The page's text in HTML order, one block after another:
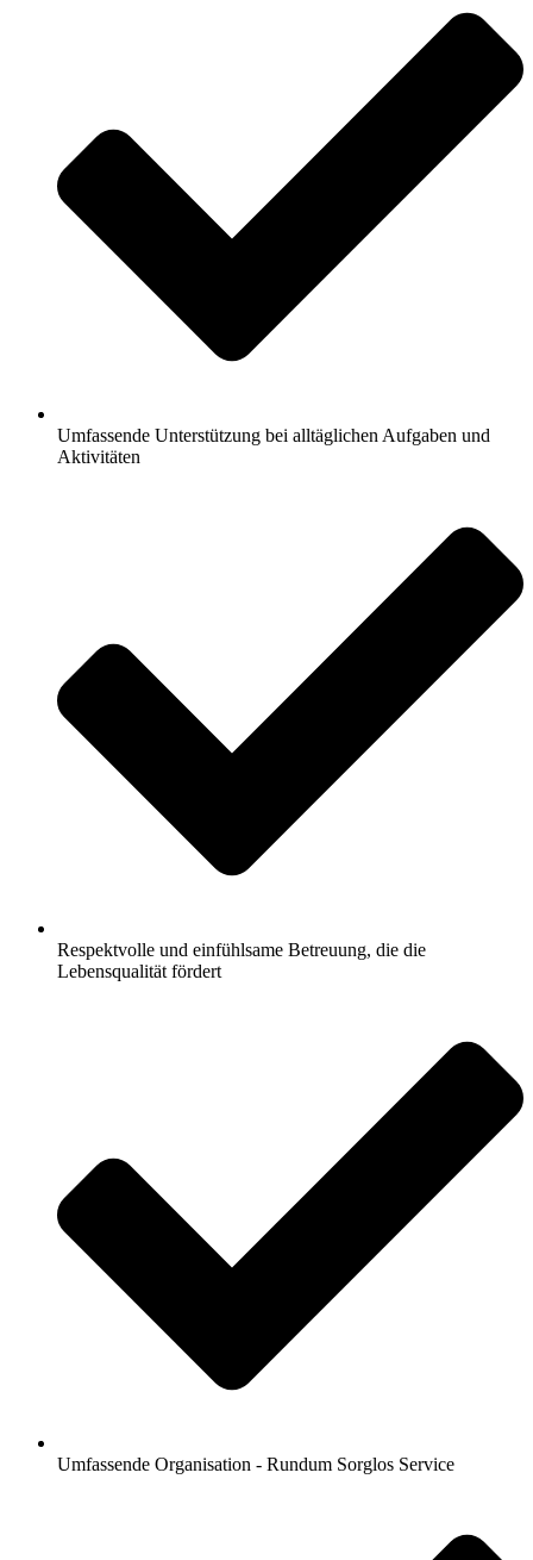
Umfassende Unterstützung bei alltäglichen Aufgaben und
Aktivitäten
Respektvolle und einfühlsame Betreuung, die die
Lebensqualität fördert
Umfassende Organisation - Rundum Sorglos Service